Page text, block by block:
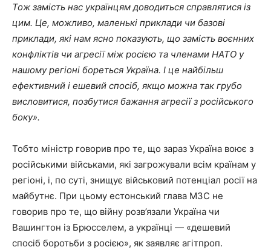
Тож замість нас українцям доводиться справлятися із
цим. Це, можливо, маленькі приклади чи базові
приклади, які нам ясно показують, що замість воєнних
конфліктів чи агресії між росією та членами НАТО у
нашому регіоні бореться Україна. І це найбільш
ефективний і ешевий спосіб, якщо можна так грубо
висловитися, позбутися бажання агресії з російського
боку».
Тобто міністр говорив про те, що зараз Україна воює з
російськими військами, які загрожували всім країнам у
регіоні, і, по суті, знищує військовий потенціал росії на
майбутнє. При цьому естонський глава МЗС не
говорив про те, що війну розв’язали Україна чи
Вашингтон із Брюсселем, а українці — «дешевий
спосіб боротьби з росією», як заявляє агітпроп.